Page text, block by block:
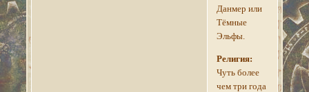
Данмер или
Тёмные
Эльфы.
Религия:
Чуть более
чем три года